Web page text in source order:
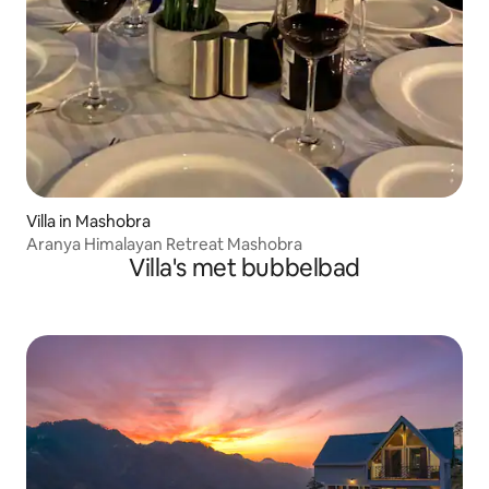
Villa in Mashobra
Aranya Himalayan Retreat Mashobra
Villa's met bubbelbad